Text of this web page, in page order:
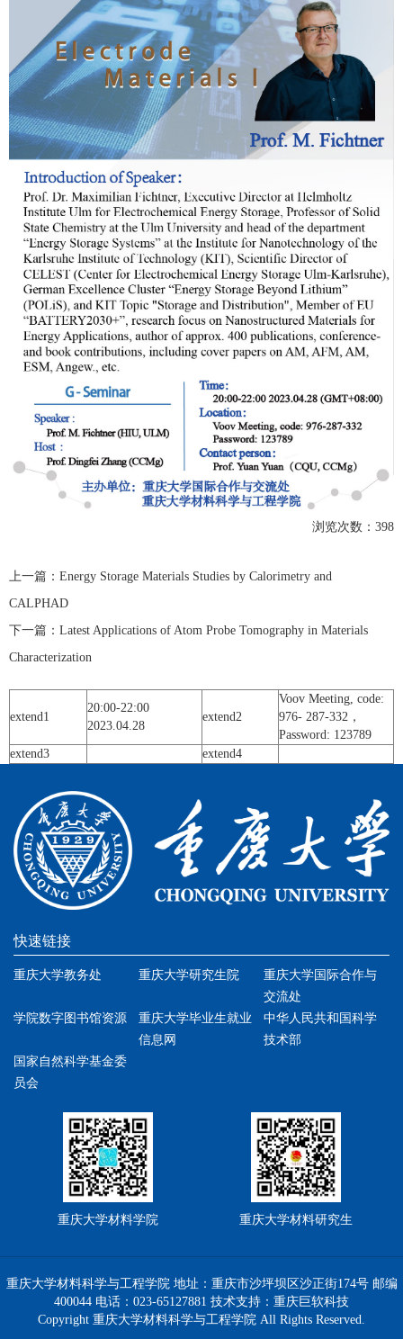
浏览次数： 398
上一篇： Energy Storage Materials Studies by Calorimetry and
CALPHAD
下一篇： Latest Applications of Atom Probe Tomography in Materials
Characterization
extend1
20:00-22:00
2023.04.28
extend2
Voov Meeting, code:
976- 287-332，
Password: 123789
extend3
extend4
快速链接
重庆大学教务处 重庆大学研究生院
重庆大学国际合作与
交流处
学院数字图书馆资源
重庆大学毕业生就业
信息网
中华人民共和国科学
技术部
国家自然科学基金委
员会
重庆大学材料学院 重庆大学材料研究生
重庆大学材料科学与工程学院 地址：重庆市沙坪坝区沙正街174号 邮编
400044 电话：023-65127881 技术支持： 重庆巨软科技
Copyright 重庆大学材料科学与工程学院 All Rights Reserved.